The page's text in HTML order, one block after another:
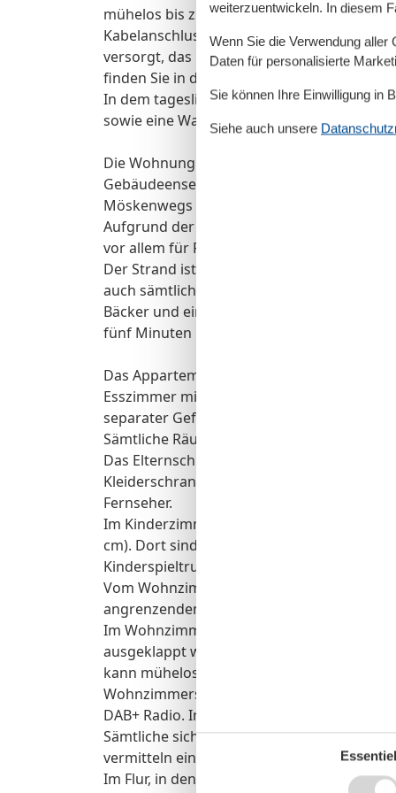
mühelos bis zu acht Personen Platz . Des
Kabelanschluss, CD/DVD-Spieler sowie
versorgt, das Gästen der Wohnung zur
finden Sie in dem großen Sideboard eine
In dem tageslichtgefluteten Duschbad
sowie eine Waschmaschine.
Die Wohnung befindet sich im
Gebäudeensemble Ostseequartett gehört.
Möskenwegs und damit in absoluter Ruhe.
Aufgrund der kindgerechten Ausstattung
vor allem für Familien und Senioren
Der Strand ist ca. 700 Meter von der
auch sämtliche Geschäfte, Restaurants
Bäcker und ein Discount-Supermarkt
fünf Minuten Fußweg entfernt.
Das Appartement verfügt über drei
Esszimmer mit voll ausgestatteter
separater Gefriereinheit, Mikrowelle).
Sämtliche Räume sowie Bad und
Das Elternschlafzimmer verfügt über ein
Kleiderschrank und
Fernseher.
Im Kinderzimmer befinden sich zwei
cm). Dort sind auch ein großzügiger
Kinderspieltruhe mit Spielzeug
Vom Wohnzimmer haben Sie Zugang auf
angrenzenden Garten. Dort stehen Ihnen
Im Wohnzimmer befindet sich eine
ausgeklappt werden kann und zwei
kann mühelos erweitert werden, so dass
Wohnzimmers stehen ein Fernseher mit
DAB+ Radio. In dem großen Sideboard
Sämtliche sich in der Wohnung
vermitteln eine warme, behagliche
Im Flur, in den Sie von der Eingangstür
weiterzuentwickeln. In diesem
Wenn Sie die Verwendung
Daten für personalisierte
Sie können Ihre Einwilligung in
Siehe auch unsere